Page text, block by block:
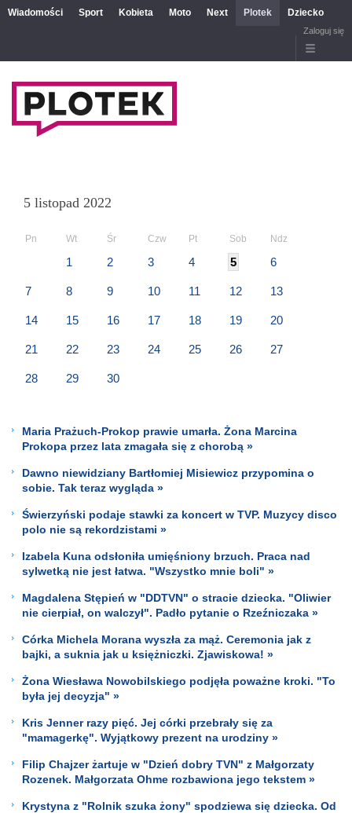
Wiadomości Sport Kobieta Moto Next Plotek Dziecko
Zaloguj się
5 listopad 2022
Pn Wt Śr Czw Pt Sob Ndz
1 2 3 4 5 6
7 8 9 10 11 12 13
14 15 16 17 18 19 20
21 22 23 24 25 26 27
28 29 30
Maria Prażuch-Prokop prawie umarła. Żona Marcina
Prokopa przez lata zmagała się z chorobą »
Dawno niewidziany Bartłomiej Misiewicz przypomina o
sobie. Tak teraz wygląda »
Świerzyński podaje stawki za koncert w TVP. Muzycy disco
polo nie są rekordzistami »
Izabela Kuna odsłoniła umięśniony brzuch. Praca nad
sylwetką nie jest łatwa. "Wszystko mnie boli" »
Magdalena Stępień w "DDTVN" o stracie dziecka. "Oliwier
nie cierpiał, on walczył". Padło pytanie o Rzeźniczaka »
Córka Michela Morana wyszła za mąż. Ceremonia jak z
bajki, a suknia jak u księżniczki. Zjawiskowa! »
Żona Wiesława Nowobilskiego podjęła poważne kroki. "To
była jej decyzja" »
Kris Jenner razy pięć. Jej córki przebrały się za
"mamagerkę". Wyjątkowy prezent na urodziny »
Filip Chajzer żartuje w "Dzień dobry TVN" z Małgorzaty
Rozenek. Małgorzata Ohme rozbawiona jego tekstem »
Krystyna z "Rolnik szuka żony" spodziewa się dziecka. Od